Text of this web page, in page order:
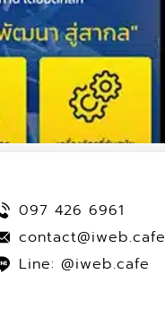
097 426 6961
contact@iweb.cafe
Line: @iweb.cafe